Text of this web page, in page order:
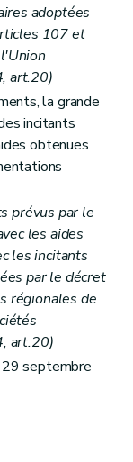
adoptées
107 et
art.20)
la grande
incitants
obtenues
prévus par le
les aides
les incitants
par le décret
régionales de
art.20)
septembre